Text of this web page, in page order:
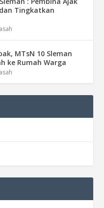
Tingkatkan
MTsN 10 Sleman
ke Rumah Warga